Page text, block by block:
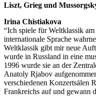
Liszt, Grieg und
Irina Chistiakova
“Ich spiele für Weltklassik
internationale Sprache
Weltklassik gibt mir neue
wurde in Russland in eine
1996 wurde sie an der
Anatoly Rjabov
verschiedenen Konzertsälen
Frankreichs auf und gewann